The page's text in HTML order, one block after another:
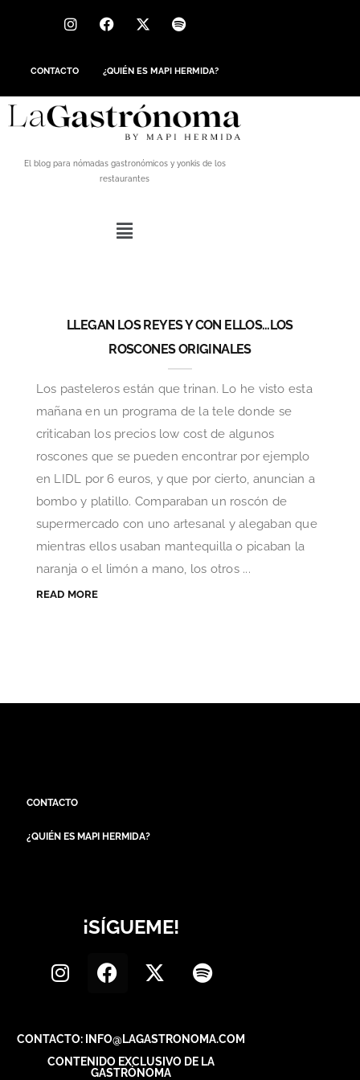
CONTACTO ¿QUIÉN ES MAPI HERMIDA?
El blog para nómadas gastronómicos y yonkis de los
restaurantes
LLEGAN LOS REYES Y CON ELLOS…LOS
ROSCONES ORIGINALES
Los pasteleros están que trinan. Lo he visto esta
mañana en un programa de la tele donde se
criticaban los precios low cost de algunos
roscones que se pueden encontrar por ejemplo
en LIDL por 6 euros, y que por cierto, anuncian a
bombo y platillo. Comparaban un roscón de
supermercado con uno artesanal y alegaban que
mientras ellos usaban mantequilla o picaban la
naranja o el limón a mano, los otros ...
READ MORE
CONTACTO
¿QUIÉN ES MAPI HERMIDA?
¡SÍGUEME!
CONTACTO: INFO@LAGASTRONOMA.COM
CONTENIDO EXCLUSIVO DE LA
GASTRÓNOMA